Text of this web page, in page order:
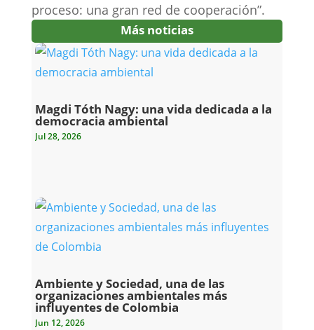
proceso: una gran red de cooperación”.
Más noticias
Magdi Tóth Nagy: una vida dedicada a la
democracia ambiental
Jul 28, 2026
Ambiente y Sociedad, una de las
organizaciones ambientales más
influyentes de Colombia
Jun 12, 2026